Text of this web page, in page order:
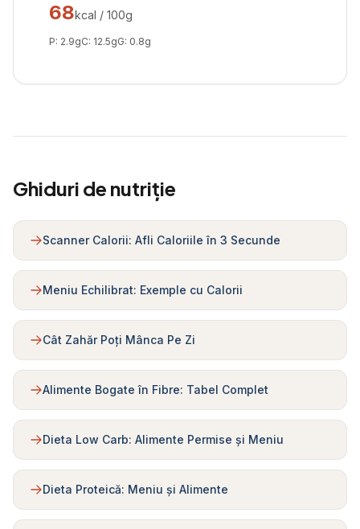
68kcal / 100g
P: 2.9gC: 12.5gG: 0.8g
Ghiduri de nutriție
Scanner Calorii: Afli Caloriile în 3 Secunde
Meniu Echilibrat: Exemple cu Calorii
Cât Zahăr Poți Mânca Pe Zi
Alimente Bogate în Fibre: Tabel Complet
Dieta Low Carb: Alimente Permise și Meniu
Dieta Proteică: Meniu și Alimente